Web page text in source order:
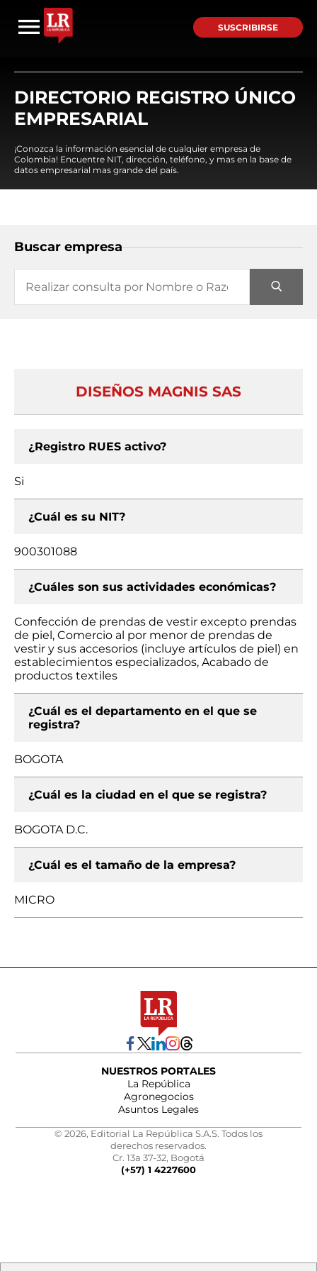
SUSCRIBIRSE
DIRECTORIO REGISTRO ÚNICO
EMPRESARIAL
¡Conozca la información esencial de cualquier empresa de
Colombia! Encuentre NIT, dirección, teléfono, y mas en la base de
datos empresarial mas grande del país.
Buscar empresa
DISEÑOS MAGNIS SAS
¿Registro RUES activo?
Si
¿Cuál es su NIT?
900301088
¿Cuáles son sus actividades económicas?
Confección de prendas de vestir excepto prendas
de piel, Comercio al por menor de prendas de
vestir y sus accesorios (incluye artículos de piel) en
establecimientos especializados, Acabado de
productos textiles
¿Cuál es el departamento en el que se
registra?
BOGOTA
¿Cuál es la ciudad en el que se registra?
BOGOTA D.C.
¿Cuál es el tamaño de la empresa?
MICRO
NUESTROS PORTALES
La República
Agronegocios
Asuntos Legales
© 2026, Editorial La República S.A.S. Todos los
derechos reservados.
Cr. 13a 37-32, Bogotá
(+57) 1 4227600